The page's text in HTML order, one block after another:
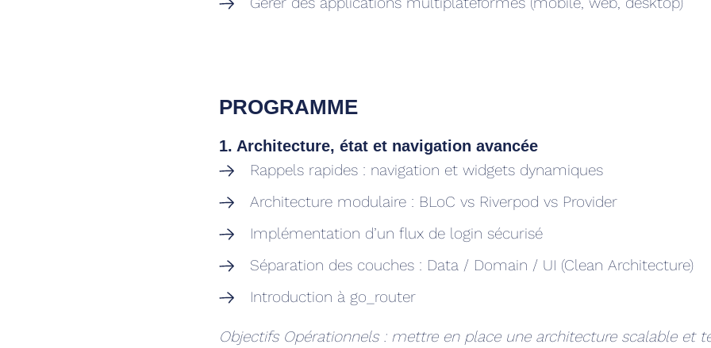
PROGRAMME
1. Architecture, état et navigation avancée
Rappels rapides : navigation et widgets dynamiques
Architecture modulaire : BLoC vs Riverpod vs Provider
Implémentation d’un flux de login sécurisé
Séparation des couches : Data / Domain / UI (Clean Architecture)
Introduction à go_router
Objectifs Opérationnels : mettre en place une architecture scalable et